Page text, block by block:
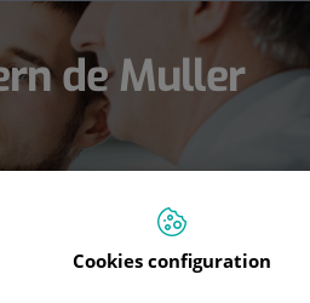
de Muller
Cookies configuration